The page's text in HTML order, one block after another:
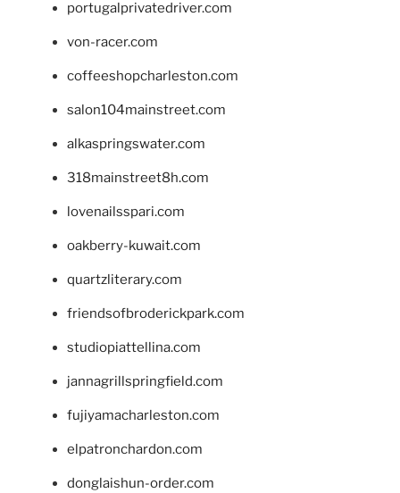
portugalprivatedriver.com
von-racer.com
coffeeshopcharleston.com
salon104mainstreet.com
alkaspringswater.com
318mainstreet8h.com
lovenailsspari.com
oakberry-kuwait.com
quartzliterary.com
friendsofbroderickpark.com
studiopiattellina.com
jannagrillspringfield.com
fujiyamacharleston.com
elpatronchardon.com
donglaishun-order.com